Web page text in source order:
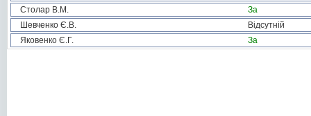
Столар В.М.
За
Шевченко Є.В.
Відсутній
Яковенко Є.Г.
За